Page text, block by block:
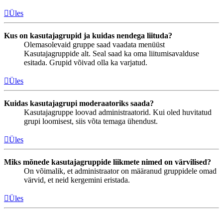
Üles
Kus on kasutajagrupid ja kuidas nendega liituda?
Olemasolevaid gruppe saad vaadata menüüst
Kasutajagruppide alt. Seal saad ka oma liitumisavalduse
esitada. Grupid võivad olla ka varjatud.
Üles
Kuidas kasutajagrupi moderaatoriks saada?
Kasutajagruppe loovad administraatorid. Kui oled huvitatud
grupi loomisest, siis võta temaga ühendust.
Üles
Miks mõnede kasutajagruppide liikmete nimed on värvilised?
On võimalik, et administraator on määranud gruppidele omad
värvid, et neid kergemini eristada.
Üles